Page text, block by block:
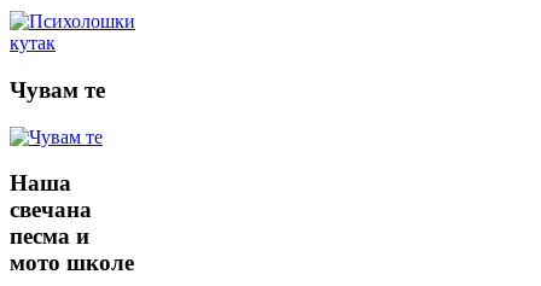
Чувам те
Наша
свечана
песма и
мото школе